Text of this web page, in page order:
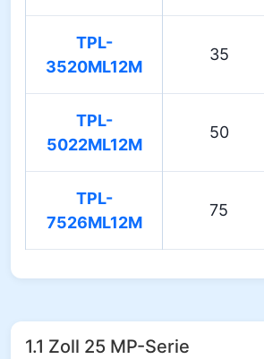
TPL-
3520ML12M
35
TPL-
5022ML12M
50
TPL-
7526ML12M
75
1.1 Zoll 25 MP-Serie